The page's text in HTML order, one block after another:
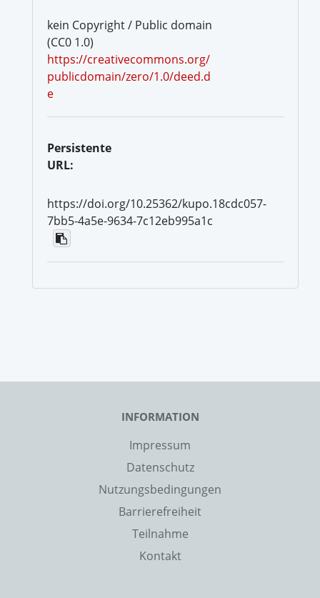
kein Copyright / Public domain
(CC0 1.0)
https://creativecommons.org/
publicdomain/zero/1.0/deed.d
e
Persistente
URL:
https://doi.org/10.25362/kupo.18cdc057-
7bb5-4a5e-9634-7c12eb995a1c
INFORMATION
Impressum
Datenschutz
Nutzungsbedingungen
Barrierefreiheit
Teilnahme
Kontakt